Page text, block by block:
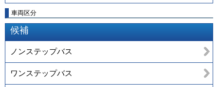
車両区分
候補
ノンステップバス
ワンステップバス